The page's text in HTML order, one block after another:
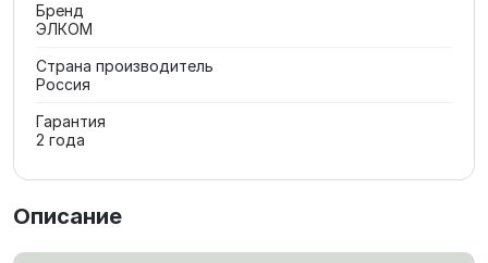
Бренд
ЭЛКОМ
Страна производитель
Россия
Гарантия
2 года
Описание